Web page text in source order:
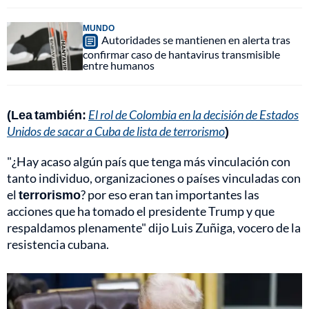
MUNDO
Autoridades se mantienen en alerta tras
confirmar caso de hantavirus transmisible
entre humanos
(Lea también: El rol de Colombia en la decisión de Estados
Unidos de sacar a Cuba de lista de terrorismo)
"¿Hay acaso algún país que tenga más vinculación con
tanto individuo, organizaciones o países vinculadas con
elterrorismo? por eso eran tan importantes las
acciones que ha tomado el presidente Trump y que
respaldamos plenamente" dijo Luis Zuñiga, vocero de la
resistencia cubana.